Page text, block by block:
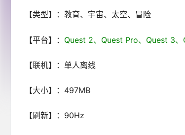
【类型】：教育、宇宙、太空、冒险
【平台】： Quest 2、Quest Pro、Quest 3、
【联机】：单人离线
【大小】：497MB
【刷新】：90Hz